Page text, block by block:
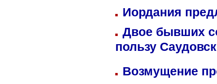
Иордания
Двое бывших
пользу
Возмущение